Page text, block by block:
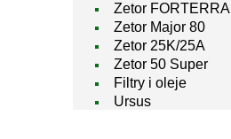
Zetor FORTERRA
Zetor Major 80
Zetor 25K/25A
Zetor 50 Super
Filtry i oleje
Ursus